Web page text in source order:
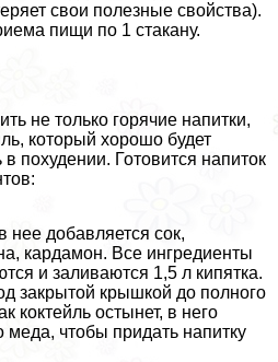
свои полезные свойства).
пищи по 1 стакану.
не только горячие напитки,
который хорошо будет
похудении. Готовится напиток
нее добавляется сок,
кардамон. Все ингредиенты
и заливаются 1,5 л кипятка.
закрытой крышкой до полного
коктейль остынет, в него
чтобы придать напитку